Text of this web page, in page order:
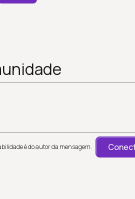
é do autor da mensagem.